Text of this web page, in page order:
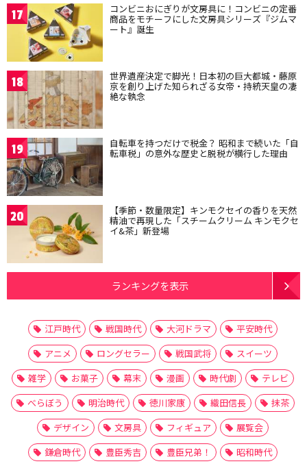
17 コンビニおにぎりが文房具に！コンビニの定番
商品をモチーフにした文房具シリーズ『ジムマ
ート』誕生
18 世界遺産決定で脚光！日本初の巨大都城・藤原
京を創り上げた知られざる女帝・持統天皇の凄
絶な執念
19 自転車を持つだけで税金？ 昭和まで続いた「自
転車税」の意外な歴史と脱税が横行した理由
20 【季節・数量限定】キンモクセイの香りを天然
精油で再現した「スチームクリーム キンモクセ
イ&茶」新登場
ランキングを表示
江戸時代 戦国時代 大河ドラマ
平安時代
アニメ
ロングセラー 戦国武将
スイーツ
雑学
お菓子 幕末 漫画 時代劇
テレビ
べらぼう
明治時代 徳川家康 織田信長
抹茶
デザイン
文房具 フィギュア
展覧会
鎌倉時代
豊臣秀吉 豊臣兄弟！
昭和時代